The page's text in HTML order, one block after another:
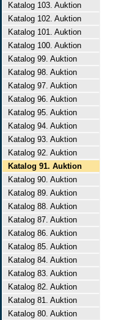
Katalog 103. Auktion
Katalog 102. Auktion
Katalog 101. Auktion
Katalog 100. Auktion
Katalog 99. Auktion
Katalog 98. Auktion
Katalog 97. Auktion
Katalog 96. Auktion
Katalog 95. Auktion
Katalog 94. Auktion
Katalog 93. Auktion
Katalog 92. Auktion
Katalog 91. Auktion
Katalog 90. Auktion
Katalog 89. Auktion
Katalog 88. Auktion
Katalog 87. Auktion
Katalog 86. Auktion
Katalog 85. Auktion
Katalog 84. Auktion
Katalog 83. Auktion
Katalog 82. Auktion
Katalog 81. Auktion
Katalog 80. Auktion